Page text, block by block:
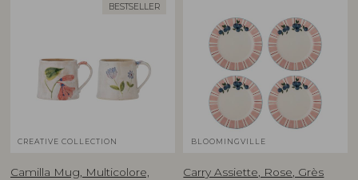
BESTSELLER
CREATIVE COLLECTION
Camilla Mug, Multicolore,
BLOOMINGVILLE
Carry Assiette, Rose, Grès